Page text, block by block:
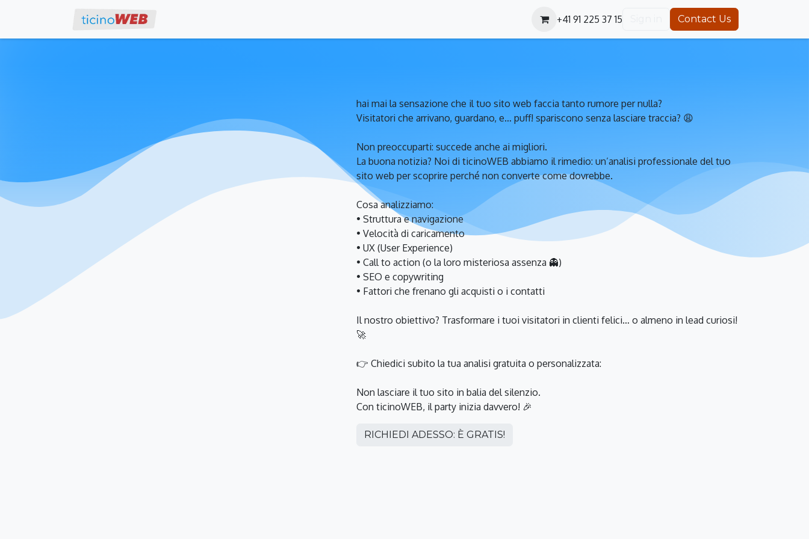
+41 91 225 37 15 Contact Us
hai mai la sensazione che il tuo sito web faccia tanto rumore per nulla?
Visitatori che arrivano, guardano, e… puff! spariscono senza lasciare traccia? 😩
Non preoccuparti: succede anche ai migliori.
La buona notizia? Noi di ticinoWEB abbiamo il rimedio: un’analisi professionale del tuo
sito web per scoprire perché non converte come dovrebbe.
Cosa analizziamo:
• Struttura e navigazione
• Velocità di caricamento
• UX (User Experience)
• Call to action (o la loro misteriosa assenza 👻)
• SEO e copywriting
• Fattori che frenano gli acquisti o i contatti
Il nostro obiettivo? Trasformare i tuoi visitatori in clienti felici… o almeno in lead curiosi!
🚀
👉 Chiedici subito la tua analisi gratuita o personalizzata:
Non lasciare il tuo sito in balia del silenzio.
Con ticinoWEB, il party inizia davvero! 🎉
RICHIEDI ADESSO: È GRATIS!